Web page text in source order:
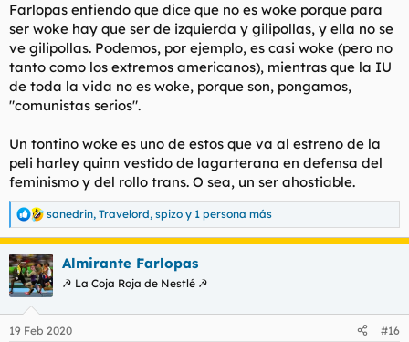
Farlopas entiendo que dice que no es woke porque para
ser woke hay que ser de izquierda y gilipollas, y ella no se
ve gilipollas. Podemos, por ejemplo, es casi woke (pero no
tanto como los extremos americanos), mientras que la IU
de toda la vida no es woke, porque son, pongamos,
"comunistas serios".
Un tontino woke es uno de estos que va al estreno de la
peli harley quinn vestido de lagarterana en defensa del
feminismo y del rollo trans. O sea, un ser ahostiable.
R
e
c
c
i
e
sanedrin, Travelord, spizo y 1 persona más
Almirante Farlopas
☭ La Coja Roja de Nestlé ☭
19 Feb 2020 #16